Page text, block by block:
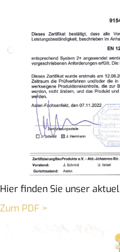
Hier finden Sie unser
Zum PDF >